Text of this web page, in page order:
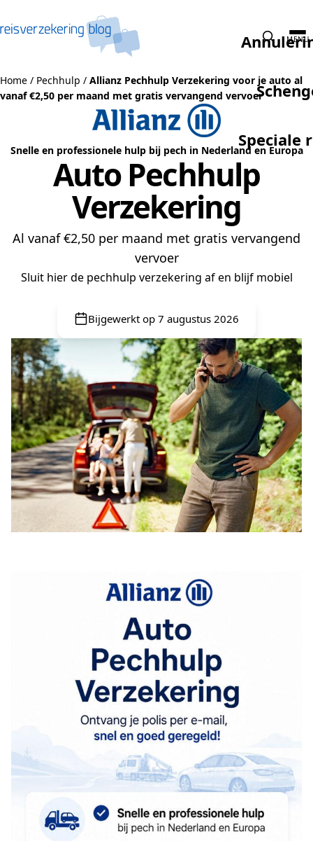
Speciale
MENU
Home / Pechhulp / Allianz Pechhulp Verzekering voor je auto al
vanaf €2,50 per maand met gratis vervangend vervoer
Snelle en professionele hulp bij pech in Nederland en Europa
Auto Pechhulp
Verzekering
Al vanaf €2,50 per maand met gratis vervangend
vervoer
Sluit hier de pechhulp verzekering af en blijf mobiel
Bijgewerkt op 7 augustus 2026